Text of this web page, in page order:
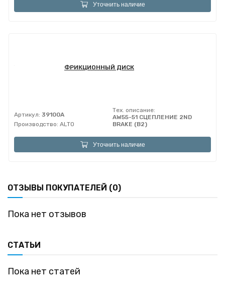
Уточнить наличие
ФРИКЦИОННЫЙ ДИСК
Артикул: 39100A
Производство: ALTO
Тех. описание:
AW55-51 СЦЕПЛЕНИЕ 2ND
BRAKE (B2)
Уточнить наличие
ОТЗЫВЫ ПОКУПАТЕЛЕЙ (0)
Пока нет отзывов
СТАТЬИ
Пока нет статей